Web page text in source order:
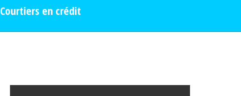
Courtiers en crédit